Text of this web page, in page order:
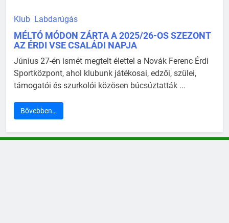
Klub Labdarúgás
MÉLTÓ MÓDON ZÁRTA A 2025/26-OS SZEZONT
AZ ÉRDI VSE CSALÁDI NAPJA
Június 27-én ismét megtelt élettel a Novák Ferenc Érdi
Sportközpont, ahol klubunk játékosai, edzői, szülei,
támogatói és szurkolói közösen búcsúztatták ...
Bővebben…